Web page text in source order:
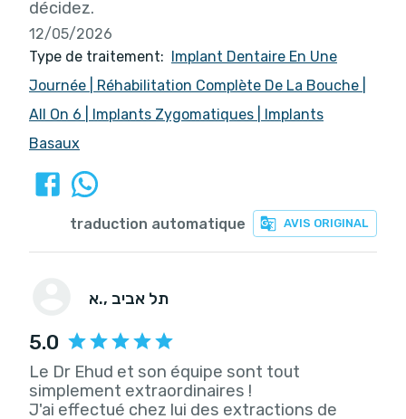
décidez.
12/05/2026
Type de traitement: Implant Dentaire En Une
Journée
Réhabilitation Complète De La Bouche
All On 6
Implants Zygomatiques
Implants
Basaux
AVIS ORIGINAL
traduction automatique
א. , תל אביב
5.0
Le Dr Ehud et son équipe sont tout
simplement extraordinaires !
J'ai effectué chez lui des extractions de